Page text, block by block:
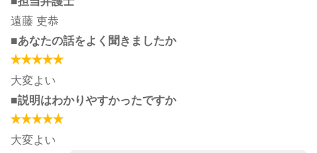
遠藤 吏恭
■あなたの話をよく聞きましたか
大変よい
■説明はわかりやすかったですか
大変よい